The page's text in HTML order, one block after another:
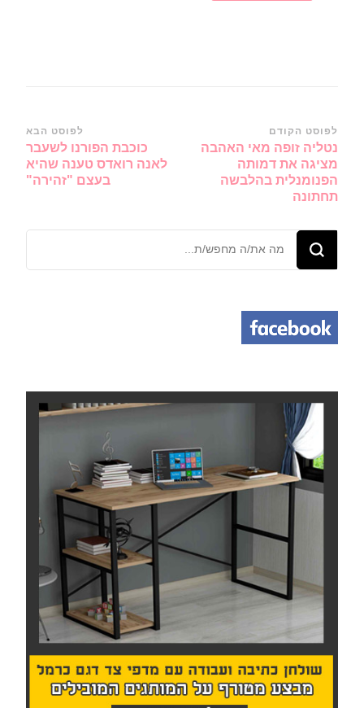
ניווט
ברשומות
לפוסט הקודם
נטליה זופה מאי האהבה
מציגה את דמותה
הפנומנלית בהלבשה
תחתונה
לפוסט הבא
כוכבת הפורנו לשעבר
לאנה רואדס טענה שהיא
בעצם "זהירה"
מחפש/ת
משהו?